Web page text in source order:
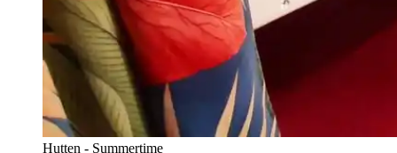
Hutten - Summertime